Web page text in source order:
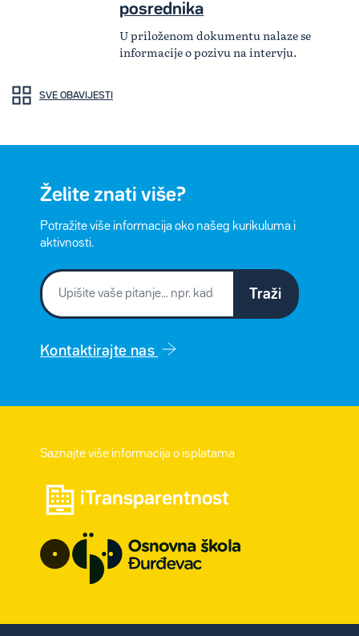
posrednika
U priloženom dokumentu nalaze se
informacije o pozivu na intervju.
SVE OBAVIJESTI
Želite znati više?
Potražite više informacija oko našeg kurikuluma i
aktivnosti.
Traži
Kontaktirajte nas
Saznajte više informacija o isplatama
iTransparentnost